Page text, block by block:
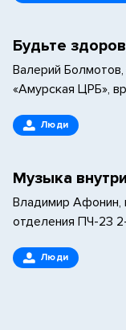
Будьте
Валерий
«Амурская ЦРБ»,
Люди
Музыка
Владимир Афонин,
отделения ПЧ-23
Люди